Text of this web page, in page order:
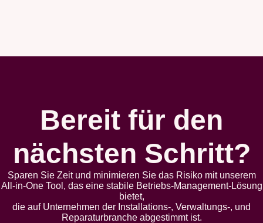
Bereit für den
nächsten Schritt?
Sparen Sie Zeit und minimieren Sie das Risiko mit unserem
All-in-One Tool, das eine stabile Betriebs-Management-Lösung
bietet,
die auf Unternehmen der Installations-, Verwaltungs-, und
Reparaturbranche abgestimmt ist.